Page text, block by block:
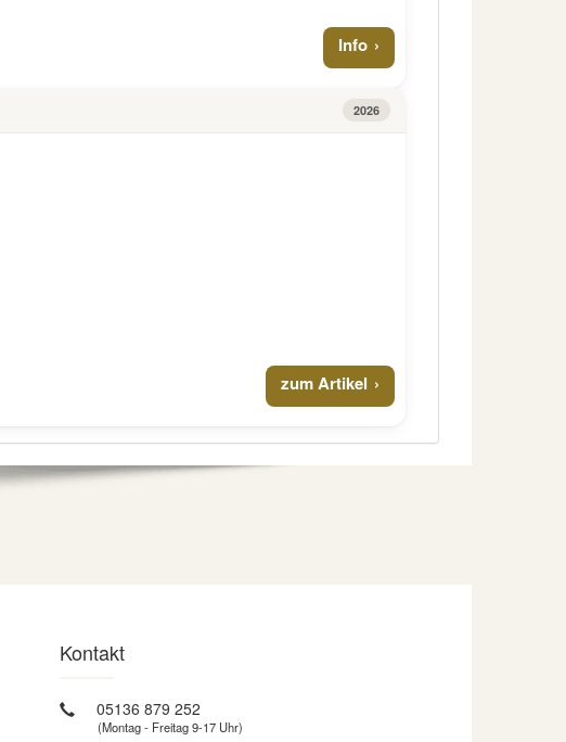
Info
2026
zum Artikel
Kontakt
05136 879 252
(Montag - Freitag 9-17 Uhr)